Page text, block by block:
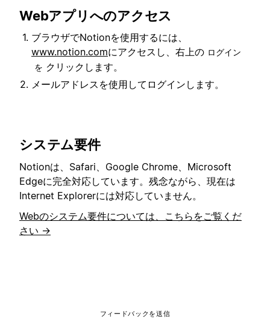
Webアプリへのアクセス
ブラウザでNotionを使用するには、
www.notion.comにアクセスし、右上の ログイン
を クリックします。
メールアドレスを使用してログインします。
システム要件
Notionは、Safari、Google Chrome、Microsoft
Edgeに完全対応しています。残念ながら、現在は
Internet Explorerには対応していません。
Webのシステム要件については、こちらをご覧くだ
さい →
フィードバックを送信